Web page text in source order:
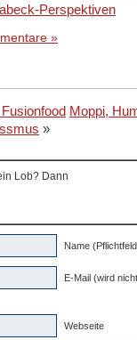
Perspektiven
»
Moppi,
»
Lob? Dann
Name
E-Mail (wird
Webseite